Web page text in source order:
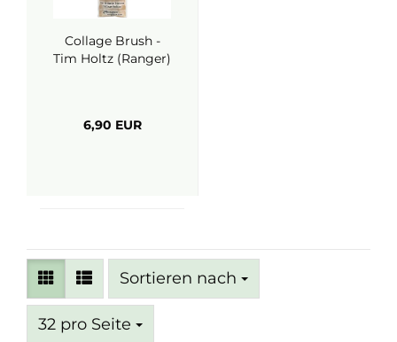
Collage Brush -
Tim Holtz (Ranger)
6,90 EUR
Sortieren nach
Sortieren nach
32 pro Seite
pro Seite